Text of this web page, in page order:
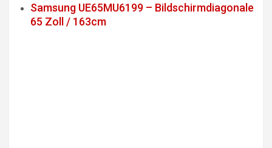
Samsung UE65MU6199 – Bildschirmdiagonale
65 Zoll / 163cm